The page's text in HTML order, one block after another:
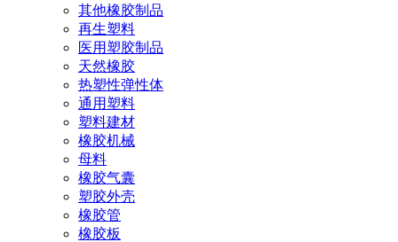
其他橡胶制品
再生塑料
医用塑胶制品
天然橡胶
热塑性弹性体
通用塑料
塑料建材
橡胶机械
母料
橡胶气囊
塑胶外壳
橡胶管
橡胶板